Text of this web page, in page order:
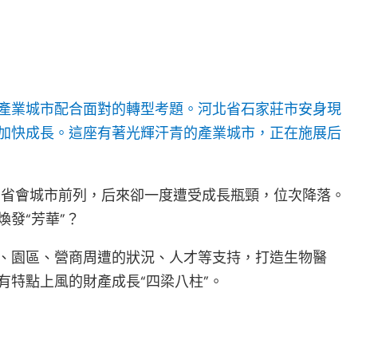
城市配合面對的轉型考題。河北省石家莊市安身現
快成長。這座有著光輝汗青的產業城市，正在施展后
會城市前列，后來卻一度遭受成長瓶頸，位次降落。
“芳華”？
園區、營商周遭的狀況、人才等支持，打造生物醫
點上風的財產成長“四梁八柱”。